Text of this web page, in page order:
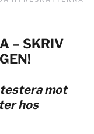
– SKRIV
mot
hos